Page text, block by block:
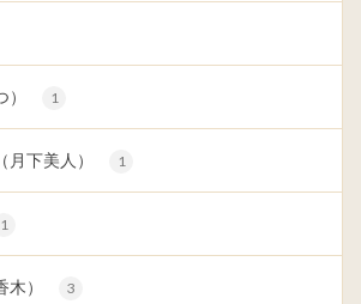
） 1
月下美人） 1
1
木） 3